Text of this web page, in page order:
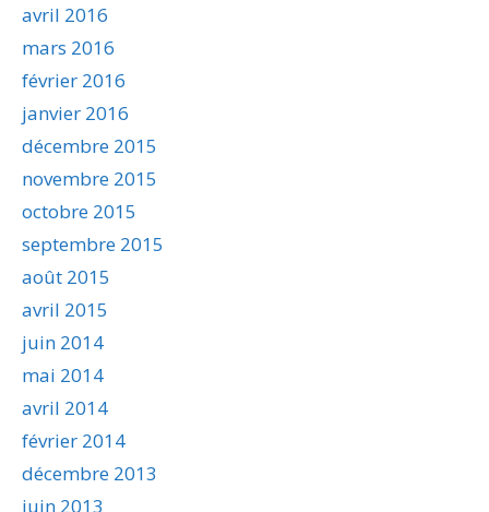
avril 2016
mars 2016
février 2016
janvier 2016
décembre 2015
novembre 2015
octobre 2015
septembre 2015
août 2015
avril 2015
juin 2014
mai 2014
avril 2014
février 2014
décembre 2013
juin 2013